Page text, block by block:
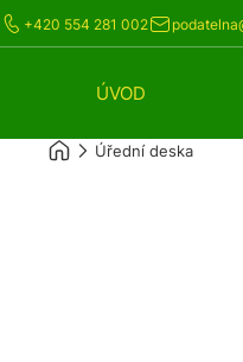
+420 554 281 002
ÚVOD
Úřední deska